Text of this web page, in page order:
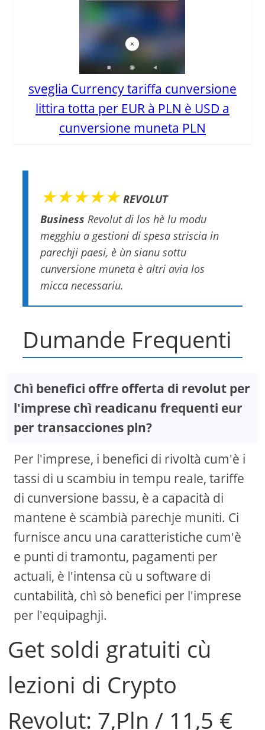
sveglia Currency tariffa cunversione
littira totta per EUR à PLN è USD a
cunversione muneta PLN
★★★★★ REVOLUT
Business Revolut di los hè lu modu
megghiu a gestioni di spesa striscia in
parechji paesi, è ùn sianu sottu
cunversione muneta è altri avia los
micca necessariu.
Dumande Frequenti
Chì benefici offre offerta di revolut per
l'imprese chì readicanu frequenti eur
per transacciones pln?
Per l'imprese, i benefici di rivoltà cum'è i
tassi di u scambiu in tempu reale, tariffe
di cunversione bassu, è a capacità di
mantene è scambià parechje muniti. Ci
furnisce ancu una caratteristiche cum'è
e punti di tramontu, pagamenti per
actuali, è l'intensa cù u software di
cuntabilità, chì sò benefici per l'imprese
per l'equipaghji.
Get soldi gratuiti cù
lezioni di Crypto
Revolut: 7,Pln / 11,5 €